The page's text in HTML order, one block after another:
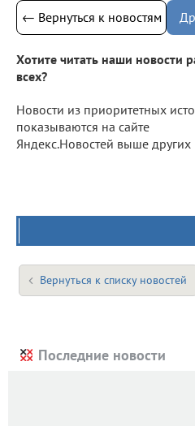
← Вернуться к новостям
Хотите читать наши новости
всех?
Новости из приоритетных
показываются на сайте
Яндекс.Новостей выше других
Вернуться к списку новостей
Последние новости